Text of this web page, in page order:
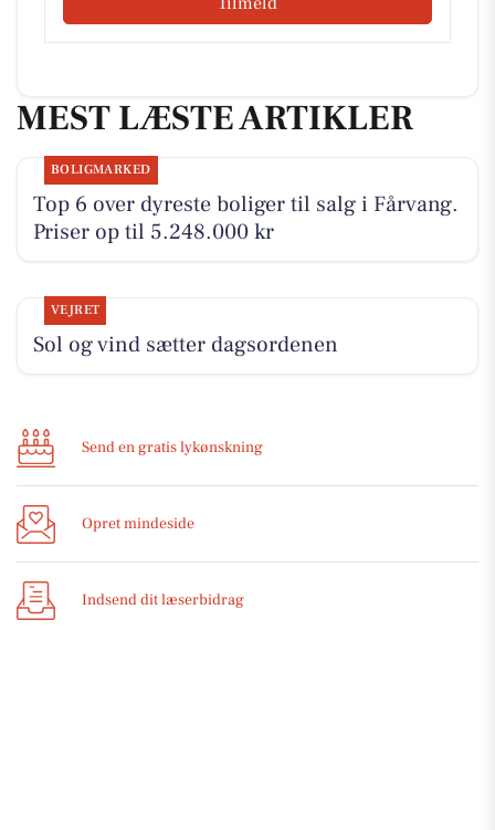
MEST LÆSTE ARTIKLER
BOLIGMARKED
Top 6 over dyreste boliger til salg i Fårvang.
Priser op til 5.248.000 kr
VEJRET
Sol og vind sætter dagsordenen
Send en gratis lykønskning
Opret mindeside
Indsend dit læserbidrag